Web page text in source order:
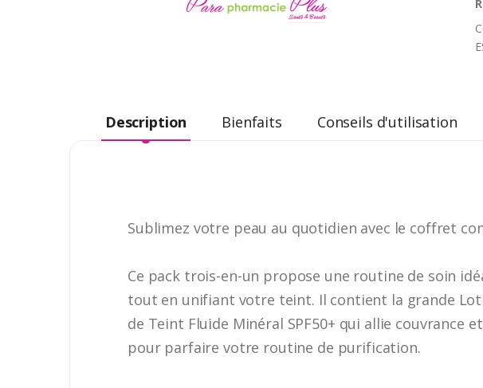
Description Bienfaits Conseils d'utilisation
Sublimez votre peau au quotidien avec le coffret
Ce pack trois-en-un propose une routine de soin
tout en unifiant votre teint. Il contient la grande
de Teint Fluide Minéral SPF50+ qui allie couvrance
pour parfaire votre routine de purification.